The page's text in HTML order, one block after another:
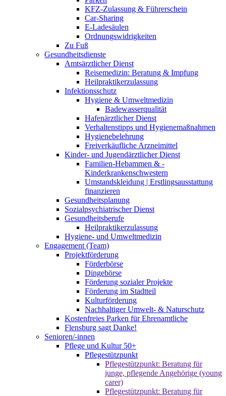
KFZ-Zulassung & Führerschein
Car-Sharing
E-Ladesäulen
Ordnungswidrigkeiten
Zu Fuß
Gesundheitsdienste
Amtsärztlicher Dienst
Reisemedizin: Beratung & Impfung
Heilpraktikerzulassung
Infektionsschutz
Hygiene & Umweltmedizin
Badewasserqualität
Hafenärztlicher Dienst
Verhaltenstipps und Hygienemaßnahmen
Hygienebelehrung
Freiverkäufliche Arzneimittel
Kinder- und Jugendärztlicher Dienst
Familien-Hebammen & -
Kinderkrankenschwestern
Umstandskleidung | Erstlingsausstattung
finanzieren
Gesundheitsplanung
Sozialpsychiatrischer Dienst
Gesundheitsberufe
Heilpraktikerzulassung
Hygiene- und Umweltmedizin
Engagement (Team)
Projektförderung
Förderbörse
Dingebörse
Förderung sozialer Projekte
Förderung im Stadtteil
Kulturförderung
Nachhaltiger Umwelt- & Naturschutz
Kostenfreies Parken für Ehrenamtliche
Flensburg sagt Danke!
Senioren/-innen
Pflege und Kultur 50+
Pflegestützpunkt
Pflegestützpunkt: Beratung für
junge, pflegende Angehörige (young
carer)
Pflegestützpunkt: Beratung für